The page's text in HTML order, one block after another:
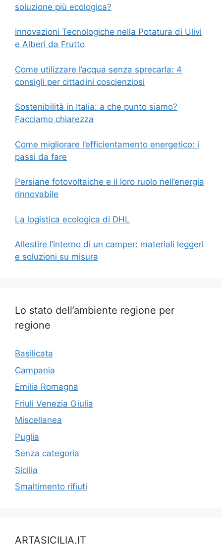
soluzione più ecologica?
Innovazioni Tecnologiche nella Potatura di Ulivi
e Alberi da Frutto
Come utilizzare l’acqua senza sprecarla: 4
consigli per cittadini coscienziosi
Sostenibilità in Italia: a che punto siamo?
Facciamo chiarezza
Come migliorare l’efficientamento energetico: i
passi da fare
Persiane fotovoltaiche e il loro ruolo nell’energia
rinnovabile
La logistica ecologica di DHL
Allestire l’interno di un camper: materiali leggeri
e soluzioni su misura
Lo stato dell’ambiente regione per
regione
Basilicata
Campania
Emilia Romagna
Friuli Venezia Giulia
Miscellanea
Puglia
Senza categoria
Sicilia
Smaltimento rifiuti
ARTASICILIA.IT